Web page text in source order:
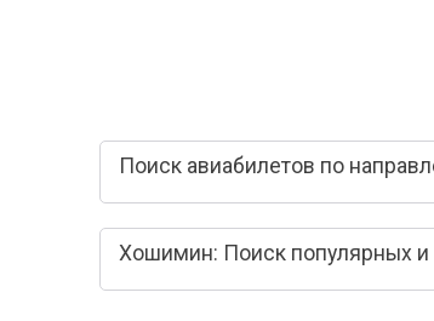
Поиск авиабилетов по
Хошимин: Поиск популярных